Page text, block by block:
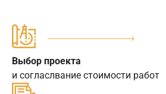
Выбор проекта
и согласлвание стоимости работ